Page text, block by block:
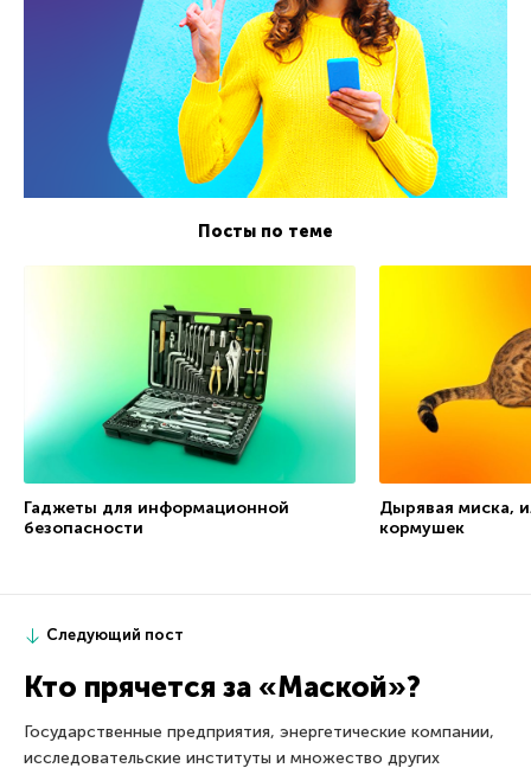
Посты по теме
Гаджеты для информационной
безопасности
Дырявая миска,
кормушек
Следующий пост
Кто прячется за «Маской»?
Государственные предприятия, энергетические компании,
исследовательские институты и множество других